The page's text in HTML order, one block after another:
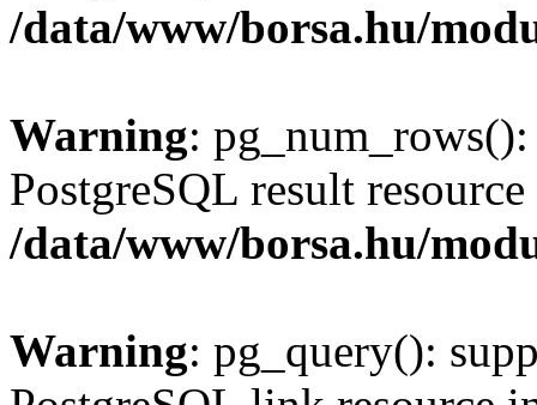
/data/www/borsa.hu/
Warning:
PostgreSQL result
/data/www/borsa.hu/
Warning: pg_query():